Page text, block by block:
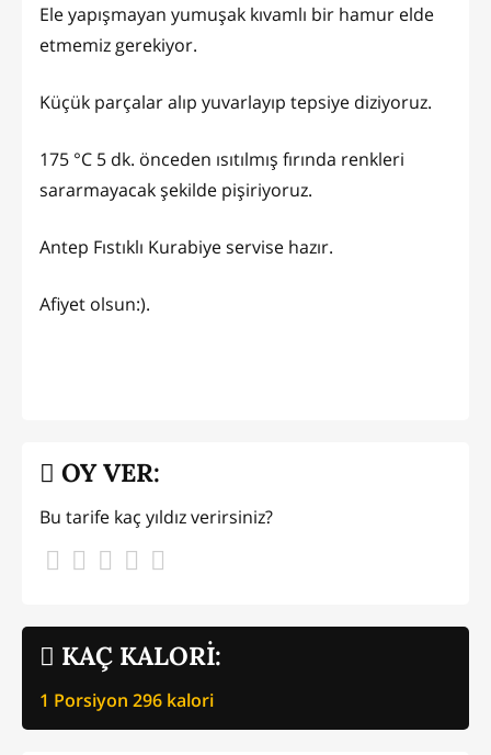
Ele yapışmayan yumuşak kıvamlı bir hamur elde
etmemiz gerekiyor.
Küçük parçalar alıp yuvarlayıp tepsiye diziyoruz.
175 °C 5 dk. önceden ısıtılmış fırında renkleri
sararmayacak şekilde pişiriyoruz.
Antep Fıstıklı Kurabiye servise hazır.
Afiyet olsun:).
KAÇ KALORİ:
1 Porsiyon 296 kalori
OY VER:
Bu tarife kaç yıldız verirsiniz?